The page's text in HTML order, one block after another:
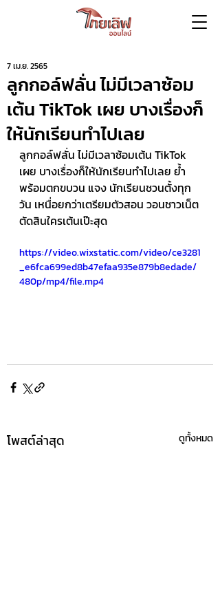
ลูกกอล์ฟลั่น ไม่มีเวลาซ้อม
เต้น TikTok เผย บางเรื่องก็
ให้นักเรียนทำไปเลย
7 เม.ย. 2565
ลูกกอล์ฟลั่น ไม่มีเวลาซ้อมเต้น TikTok
เผย บางเรื่องก็ให้นักเรียนทำไปเลย ย้ำ
พร้อมตกขบวน แจง นักเรียนชวนตั้งทุก
วัน เหนื่อยกว่าเตรียมตัวสอน วอนชาวเน็ต
ตัดสินใครเต้นเป๊ะสุด
https://video.wixstatic.com/video/ce3281
_e6fca699ed8b47efaa935e879b8edade/
480p/mp4/file.mp4
โพสต์ล่าสุด ดูทั้งหมด